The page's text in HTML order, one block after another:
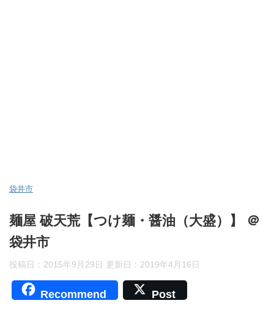
袋井市
麺屋 破天荒【つけ麺・醤油（大盛）】 ＠
袋井市
投稿日：2015年9月29日 更新日： 2019年4月16日
Recommend Post